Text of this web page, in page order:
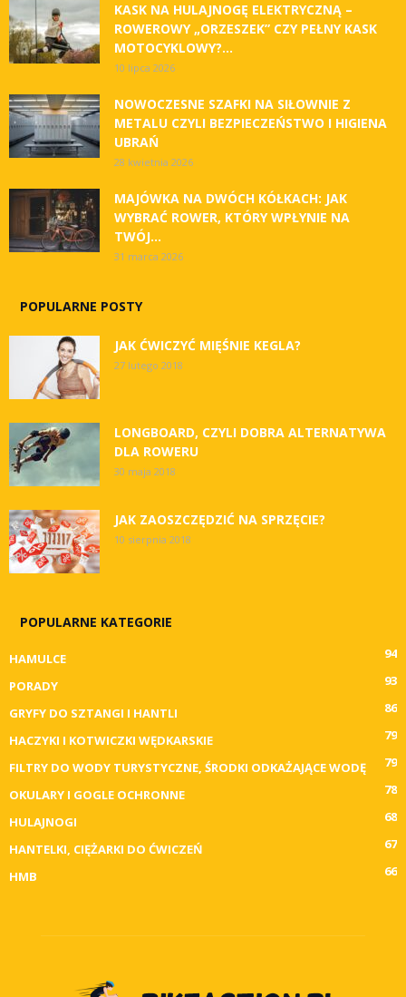
KASK NA HULAJNOGĘ ELEKTRYCZNĄ –
ROWEROWY „ORZESZEK” CZY PEŁNY KASK
MOTOCYKLOWY?...
10 lipca 2026
NOWOCZESNE SZAFKI NA SIŁOWNIE Z
METALU CZYLI BEZPIECZEŃSTWO I HIGIENA
UBRAŃ
28 kwietnia 2026
MAJÓWKA NA DWÓCH KÓŁKACH: JAK
WYBRAĆ ROWER, KTÓRY WPŁYNIE NA
TWÓJ...
31 marca 2026
POPULARNE POSTY
JAK ĆWICZYĆ MIĘŚNIE KEGLA?
27 lutego 2018
LONGBOARD, CZYLI DOBRA ALTERNATYWA
DLA ROWERU
30 maja 2018
JAK ZAOSZCZĘDZIĆ NA SPRZĘCIE?
10 sierpnia 2018
POPULARNE KATEGORIE
HAMULCE
94
PORADY
93
GRYFY DO SZTANGI I HANTLI
86
HACZYKI I KOTWICZKI WĘDKARSKIE
79
FILTRY DO WODY TURYSTYCZNE, ŚRODKI ODKAŻAJĄCE WODĘ
79
OKULARY I GOGLE OCHRONNE
78
HULAJNOGI
68
HANTELKI, CIĘŻARKI DO ĆWICZEŃ
67
HMB
66